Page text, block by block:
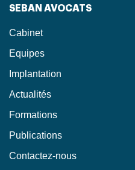
SEBAN AVOCATS
Cabinet
Equipes
Implantation
Actualités
Formations
Publications
Contactez-nous